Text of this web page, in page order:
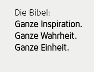
Die Bibel:
Ganze Inspiration.
Ganze Wahrheit.
Ganze Einheit.